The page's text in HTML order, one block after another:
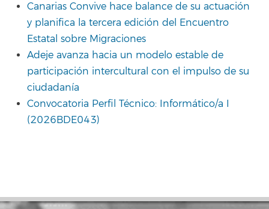
Canarias Convive hace balance de su actuación
y planifica la tercera edición del Encuentro
Estatal sobre Migraciones
Adeje avanza hacia un modelo estable de
participación intercultural con el impulso de su
ciudadanía
Convocatoria Perfil Técnico: Informático/a I
(2026BDE043)